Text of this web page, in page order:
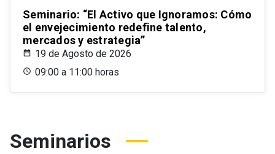
Seminario: “El Activo que Ignoramos: Cómo
el envejecimiento redefine talento,
mercados y estrategia”
19 de Agosto de 2026
09:00 a 11:00 horas
Seminarios